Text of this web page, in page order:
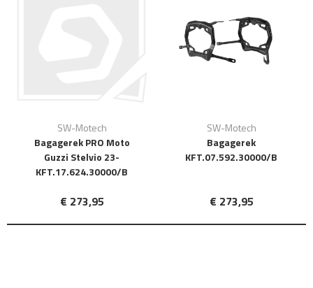
SW-Motech
Bagagerek PRO Moto
Guzzi Stelvio 23-
KFT.17.624.30000/B
€ 273,95
SW-Motech
Bagagerek
KFT.07.592.30000/B
€ 273,95